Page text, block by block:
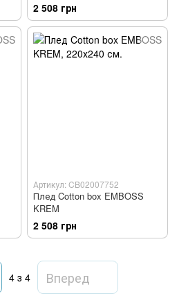
2 508 грн
Артикул: CB02007752
Плед Cotton box EMBOSS
KREM
2 508 грн
4 з 4 Вперед